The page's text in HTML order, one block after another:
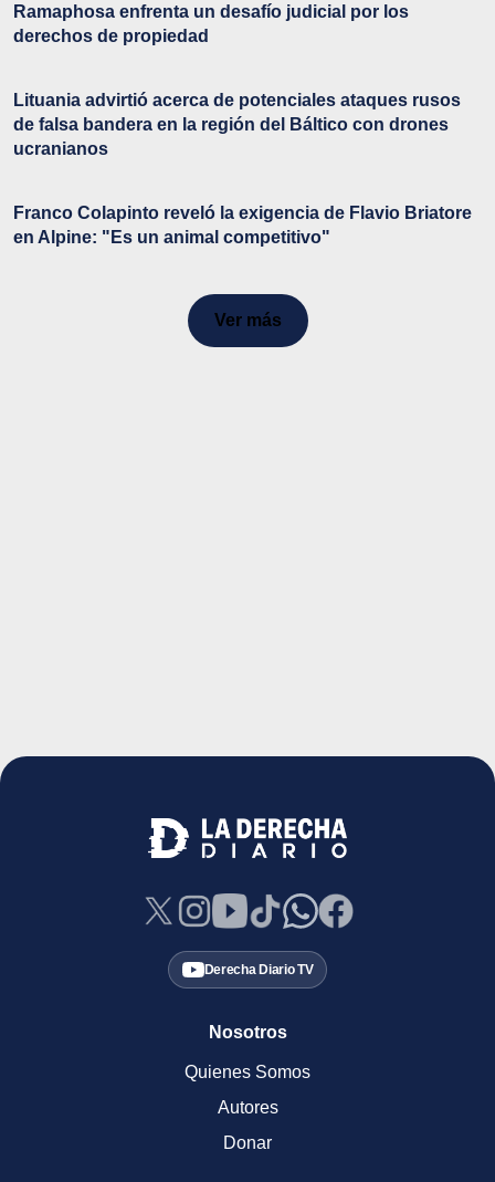
Ramaphosa enfrenta un desafío judicial por los
derechos de propiedad
Lituania advirtió acerca de potenciales ataques rusos
de falsa bandera en la región del Báltico con drones
ucranianos
Franco Colapinto reveló la exigencia de Flavio Briatore
en Alpine: "Es un animal competitivo"
Ver más
Derecha Diario TV
Nosotros
Quienes Somos
Autores
Donar